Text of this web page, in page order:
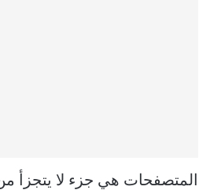
المتصفحات هي جزء لا يتجزأ من